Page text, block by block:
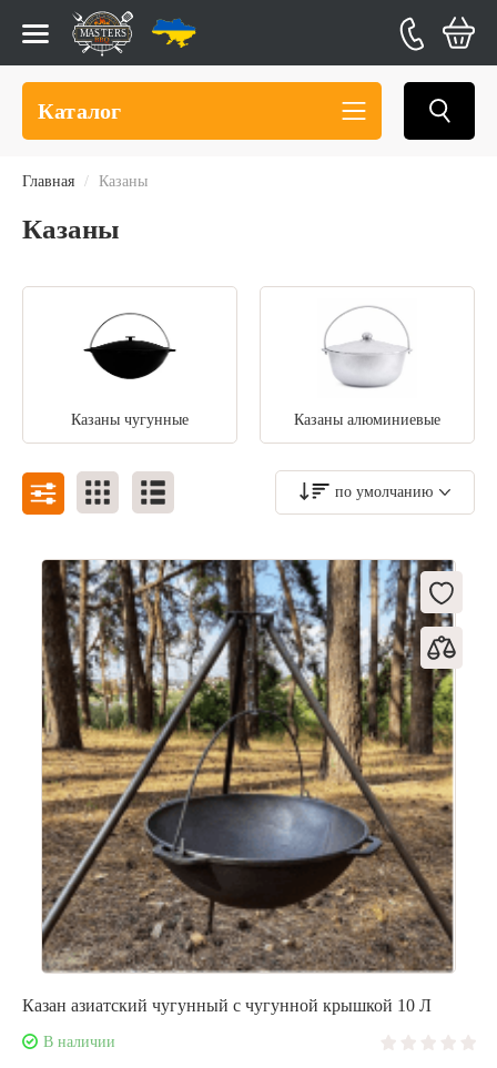
Каталог
Главная Казаны
Казаны
Казаны чугунные Казаны алюминиевые
по умолчанию
Казан азиатский чугунный с чугунной крышкой 10 Л
В наличии